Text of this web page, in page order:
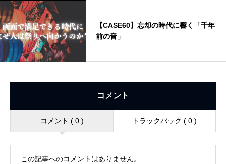
【CASE60】忘却の時代に響く「千年
前の音」
コメント
コメント ( 0 ) トラックバック ( 0 )
この記事へのコメントはありません。